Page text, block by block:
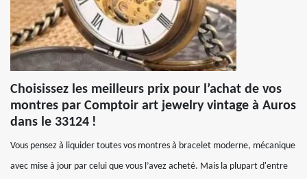
Choisissez les meilleurs prix pour l’achat de vos
montres par Comptoir art jewelry vintage à Auros
dans le 33124 !
Vous pensez à liquider toutes vos montres à bracelet moderne, mécanique
avec mise à jour par celui que vous l’avez acheté. Mais la plupart d'entre